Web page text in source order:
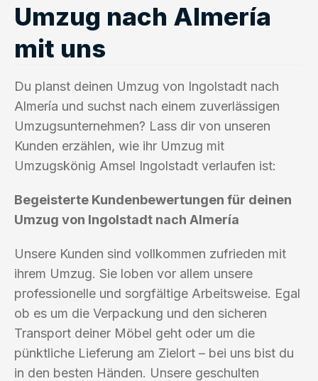
Umzug nach Almería
mit uns
Du planst deinen Umzug von Ingolstadt nach
Almería und suchst nach einem zuverlässigen
Umzugsunternehmen? Lass dir von unseren
Kunden erzählen, wie ihr Umzug mit
Umzugskönig Amsel Ingolstadt verlaufen ist:
Begeisterte Kundenbewertungen für deinen
Umzug von Ingolstadt nach Almería
Unsere Kunden sind vollkommen zufrieden mit
ihrem Umzug. Sie loben vor allem unsere
professionelle und sorgfältige Arbeitsweise. Egal
ob es um die Verpackung und den sicheren
Transport deiner Möbel geht oder um die
pünktliche Lieferung am Zielort – bei uns bist du
in den besten Händen. Unsere geschulten